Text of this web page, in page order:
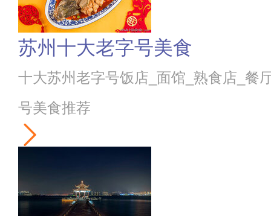
苏州十大老字号美食
十大苏州老字号饭店_面馆_熟食店_餐
号美食推荐